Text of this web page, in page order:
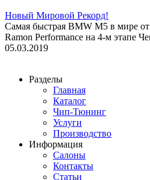
Новый Мировой Рекорд!
Cамая быстрая BMW M5 в мире
Ramon Performance на 4-м этапе
05.03.2019
Разделы
Главная
Каталог
Чип-Тюнинг
Услуги
Производство
Информация
Салоны
Контакты
Статьи